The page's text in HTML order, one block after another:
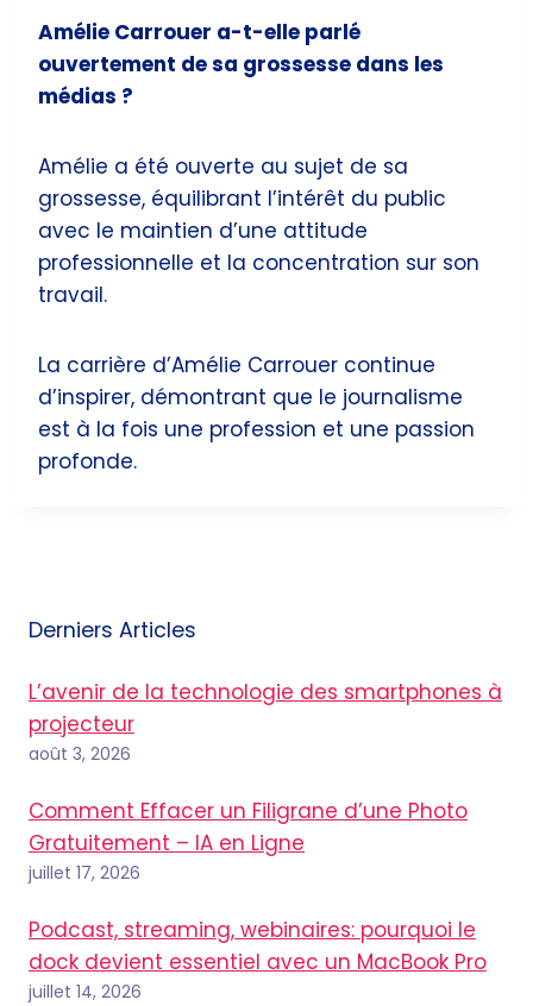
Amélie Carrouer a-t-elle parlé
ouvertement de sa grossesse dans les
médias ?
Amélie a été ouverte au sujet de sa
grossesse, équilibrant l’intérêt du public
avec le maintien d’une attitude
professionnelle et la concentration sur son
travail.
La carrière d’Amélie Carrouer continue
d’inspirer, démontrant que le journalisme
est à la fois une profession et une passion
profonde.
Derniers Articles
L’avenir de la technologie des smartphones à
projecteur
août 3, 2026
Comment Effacer un Filigrane d’une Photo
Gratuitement – IA en Ligne
juillet 17, 2026
Podcast, streaming, webinaires: pourquoi le
dock devient essentiel avec un MacBook Pro
juillet 14, 2026